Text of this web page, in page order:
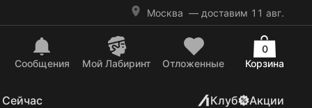
Москва — доставим 11 авг.
Сообщения Mой Лабиринт Отложенные Корзина
0
Клуб Акции